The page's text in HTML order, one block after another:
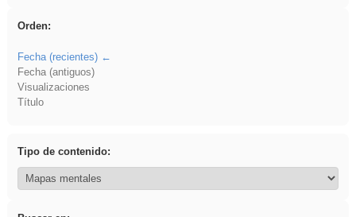
Orden:
Fecha (recientes)
Fecha (antiguos)
Visualizaciones
Título
Tipo de contenido: